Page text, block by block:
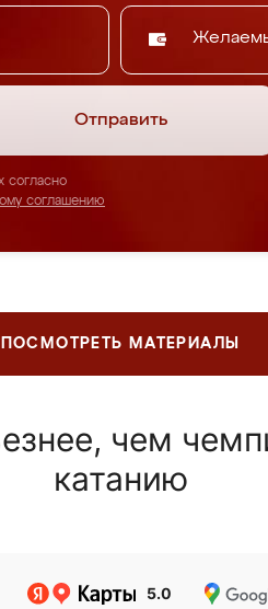
Отправить
согласно
соглашению
ПОСМОТРЕТЬ МАТЕРИАЛЫ
чем
катанию
5.0